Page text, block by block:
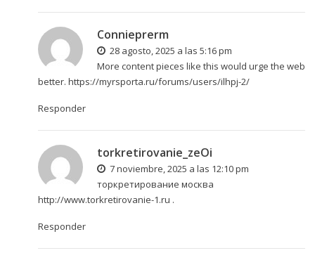
Connieprerm
28 agosto, 2025 a las 5:16 pm
More content pieces like this would urge the web
better. https://myrsporta.ru/forums/users/ilhpj-2/
Responder
torkretirovanie_zeOi
7 noviembre, 2025 a las 12:10 pm
торкретирование москва
http://www.torkretirovanie-1.ru .
Responder